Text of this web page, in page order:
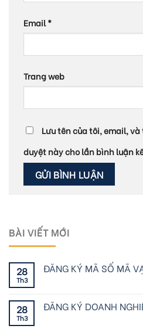
Email*
Trang web
Lưu tên của tôi, email,
duyệt này cho lần bình luận
BÀI VIẾT MỚI
28
Th3
ĐĂNG KÝ MÃ SỐ MÃ
28
Th3
ĐĂNG KÝ DOANH